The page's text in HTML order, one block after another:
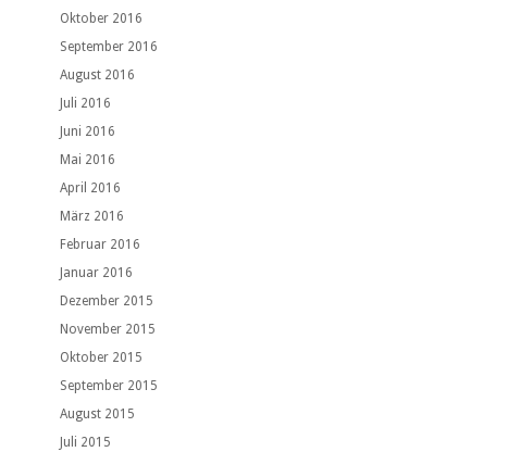
Oktober 2016
September 2016
August 2016
Juli 2016
Juni 2016
Mai 2016
April 2016
März 2016
Februar 2016
Januar 2016
Dezember 2015
November 2015
Oktober 2015
September 2015
August 2015
Juli 2015